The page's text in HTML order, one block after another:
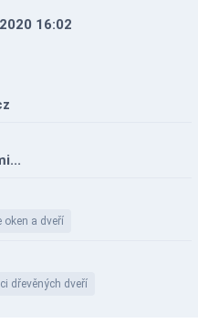
16:02
oken a dveří
dřevěných dveří